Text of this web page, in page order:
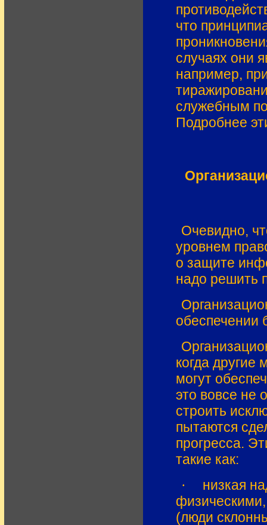
что
случаях они
например,
служебным
Подробнее
Очевидно,
уровнем
о защите
надо решить
обеспечении
когда другие
могут
это вовсе не
строить
пытаются
прогресса.
такие как:
·
низкая
(люди